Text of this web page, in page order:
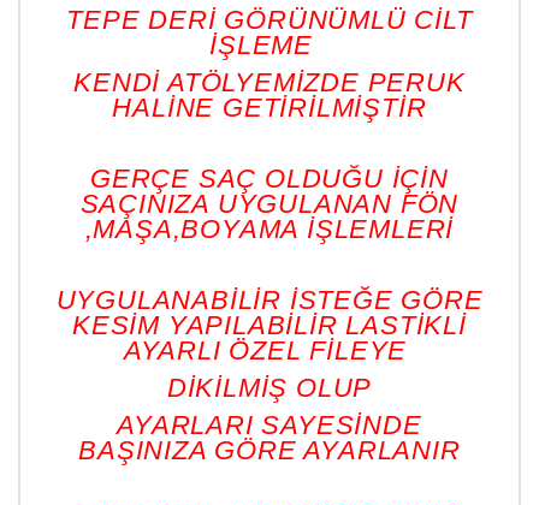
TEPE DERİ GÖRÜNÜMLÜ CİLT
İŞLEME
KENDİ ATÖLYEMİZDE PERUK
HALİNE GETİRİLMİŞTİR
GERÇE SAÇ OLDUĞU İÇİN
SAÇINIZA UYGULANAN FÖN
,MAŞA,BOYAMA İŞLEMLERİ
UYGULANABİLİR İSTEĞE GÖRE
KESİM YAPILABİLİR LASTİKLİ
AYARLI ÖZEL FİLEYE
DİKİLMİŞ OLUP
AYARLARI SAYESİNDE
BAŞINIZA GÖRE AYARLANIR